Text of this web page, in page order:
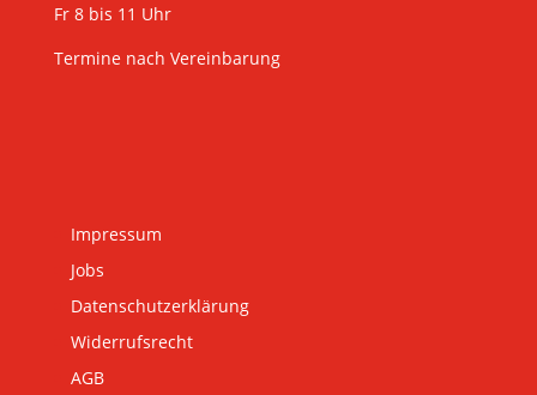
Fr 8 bis 11 Uhr
Termine nach Vereinbarung
Impressum
Jobs
Datenschutzerklärung
Widerrufsrecht
AGB